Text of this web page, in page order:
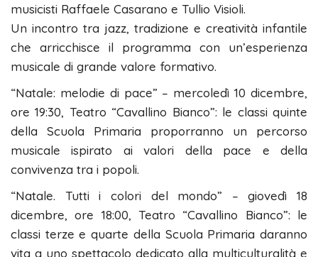
musicisti Raffaele Casarano e Tullio Visioli.
Un incontro tra jazz, tradizione e creatività infantile
che arricchisce il programma con un’esperienza
musicale di grande valore formativo.
“Natale: melodie di pace” – mercoledì 10 dicembre,
ore 19:30, Teatro “Cavallino Bianco”: le classi quinte
della Scuola Primaria proporranno un percorso
musicale ispirato ai valori della pace e della
convivenza tra i popoli.
“Natale. Tutti i colori del mondo” – giovedì 18
dicembre, ore 18:00, Teatro “Cavallino Bianco”: le
classi terze e quarte della Scuola Primaria daranno
vita a uno spettacolo dedicato alla multiculturalità e